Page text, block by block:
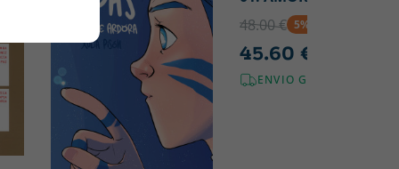
48.00 € 5% DTO
45.60 €
ENVIO GRÁTIS!